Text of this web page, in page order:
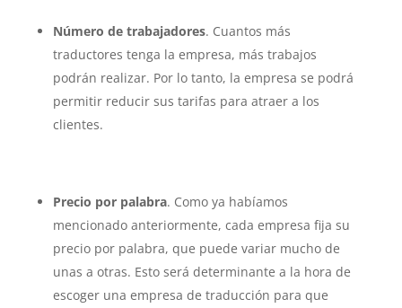
Número de trabajadores. Cuantos más
traductores tenga la empresa, más trabajos
podrán realizar. Por lo tanto, la empresa se podrá
permitir reducir sus tarifas para atraer a los
clientes.
Precio por palabra. Como ya habíamos
mencionado anteriormente, cada empresa fija su
precio por palabra, que puede variar mucho de
unas a otras. Esto será determinante a la hora de
escoger una empresa de traducción para que